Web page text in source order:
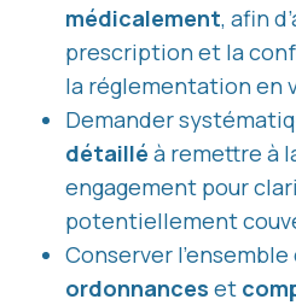
médicalement, afin
prescription et la
la réglementation en
Demander
détaillé à remettre à
engagement pour
potentiellement
Conserver l’ensemble
ordonnances et